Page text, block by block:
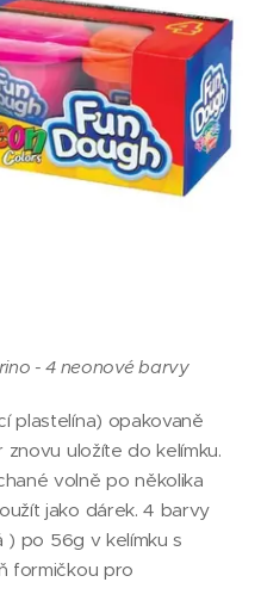
- 4 neonové barvy
plastelína) opakovaně
uložíte do kelímku.
volně po několika
jako dárek. 4 barvy
) po 56g v kelímku s
formičkou pro